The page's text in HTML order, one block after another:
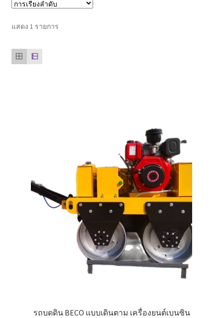
หน้าแรก COPKO
แสดง 1 รายการ
รถบดดิน BECO แบบเดินตาม เครื่องยนต์เบนซิน